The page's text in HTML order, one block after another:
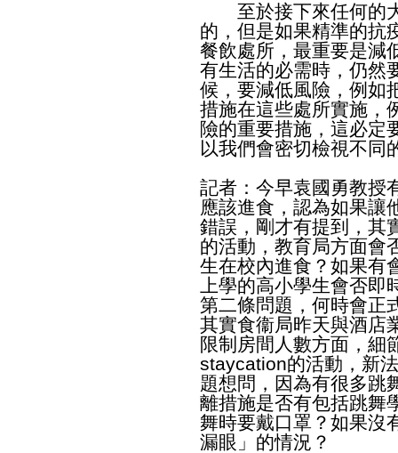
至於接下來任何的大
的，但是如果精準的抗
餐飲處所，最重要是減
有生活的必需時，仍然
候，要減低風險，例如
措施在這些處所實施，
險的重要措施，這必定
以我們會密切檢視不同
記者：今早袁國勇教授
應該進食，認為如果讓
錯誤，剛才有提到，其
的活動，教育局方面會
生在校內進食？如果有
上學的高小學生會否
第二條問題，何時會正
其實食衞局昨天與酒店
限制房間人數方面，細
staycation的活動，新
題想問，因為有很多跳
離措施是否有包括跳舞
舞時要戴口罩？如果沒
漏眼」的情況？